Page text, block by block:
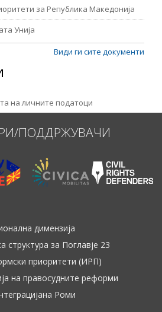
за Република Македонија
Унија
Види ги сите документи
на личните податоци
ПОДДРЖУВАЧИ
димензија
структура за Поглавје 23
приоритети (ИРП)
на правосудните реформи
Роми